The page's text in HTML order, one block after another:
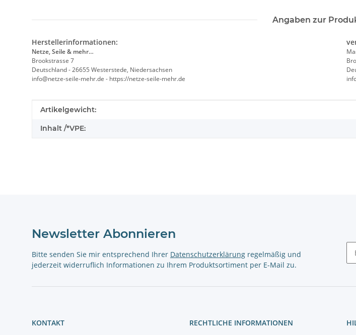
Angaben zur
Herstellerinformationen:
Netze, Seile & mehr…
Brookstrasse 7
Deutschland - 26655 Westerstede, Niedersachsen
info@netze-seile-mehr.de - https://netze-seile-mehr.de
Produkteigenschaft
Wert
Artikelgewicht:
Inhalt /*VPE:
Newsletter Abonnieren
Bitte senden Sie mir entsprechend Ihrer Datenschutzerklärung regelmäßig und
jederzeit widerruflich Informationen zu Ihrem Produktsortiment per E-Mail zu.
KONTAKT
RECHTLICHE INFORMATIONEN